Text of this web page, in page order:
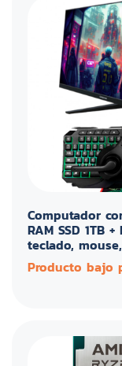
Computador
RAM SSD 1TB
teclado,
Producto bajo